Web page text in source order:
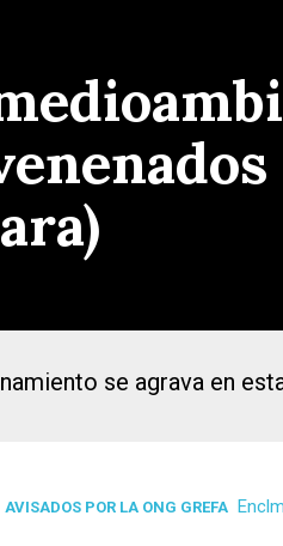
se agrava en
AVISADOS POR LA ONG GREFA Enclm